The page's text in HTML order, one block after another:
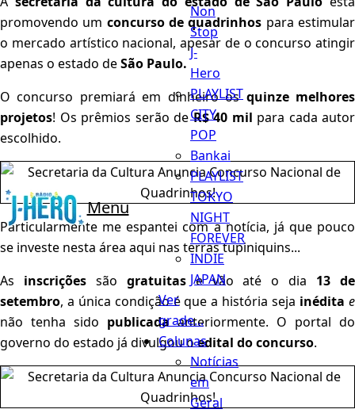
Menu
Non
Stop
J-
Hero
PLAYLIST
CITY
POP
Bankai
PLAYLIST
TOKYO
NIGHT
FOREVER
INDIE
JAPAN
Ver
grade...
Colunas
Notícias
em
Geral
promovendo um concurso de quadrinhos para estimular
o mercado artístico nacional, apesar de o concurso atingir
apenas o estado deSão Paulo.
O concurso premiará em dinheiro osquinze melhores
projetos! Os prêmios serão deR$ 40 mil para cada autor
escolhido.
Particularmente me espantei com a notícia, já que pouco
se investe nesta área aqui nas terras tupiniquins...
As inscrições são gratuitase vão até o dia 13 de
setembro, a única condição é que a história seja inédita e
não tenha sido publicadaanteriormente. O portal do
governo do estado já divulgou oedital do concurso.